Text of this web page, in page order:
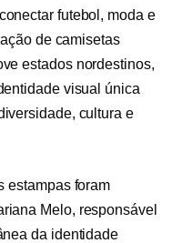
futebol, moda e
de camisetas
estados nordestinos,
visual única
cultura e
estampas foram
Melo, responsável
da identidade